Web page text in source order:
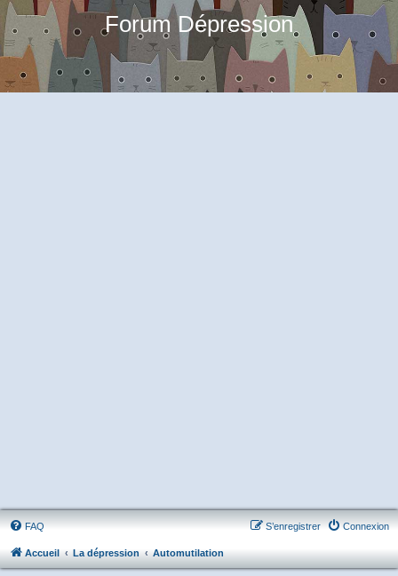
Forum Dépression
FAQ Connexion
S’enregistrer
Accueil La dépression Automutilation